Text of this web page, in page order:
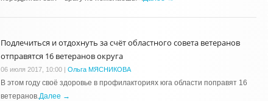
Подлечиться и отдохнуть за счёт областного совета ветеранов
отправятся 16 ветеранов округа
06 июля 2017, 10:00 | Ольга МЯСНИКОВА
В этом году своё здоровье в профилакториях юга области поправят 16
ветеранов.Далее →